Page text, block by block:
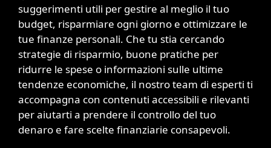
suggerimenti utili per gestire al meglio il tuo
budget, risparmiare ogni giorno e ottimizzare le
tue finanze personali. Che tu stia cercando
strategie di risparmio, buone pratiche per
ridurre le spese o informazioni sulle ultime
tendenze economiche, il nostro team di esperti ti
accompagna con contenuti accessibili e rilevanti
per aiutarti a prendere il controllo del tuo
denaro e fare scelte finanziarie consapevoli.